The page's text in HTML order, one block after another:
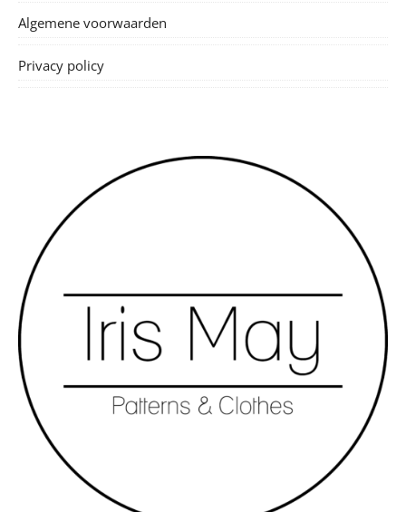
Algemene voorwaarden
Privacy policy